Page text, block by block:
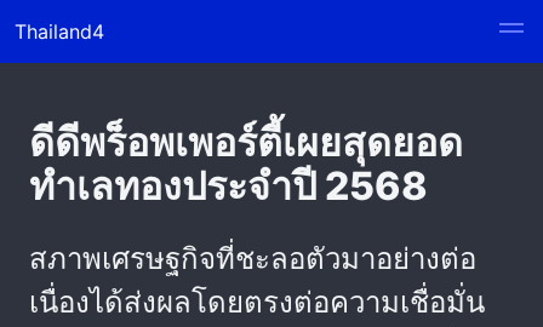
Thailand4
ดีดีพร็อพเพอร์ตี้เผยสุดยอด
ทำเลทองประจำปี 2568
สภาพเศรษฐกิจที่ชะลอตัวมาอย่างต่อ
เนื่องได้ส่งผลโดยตรงต่อความเชื่อมั่น